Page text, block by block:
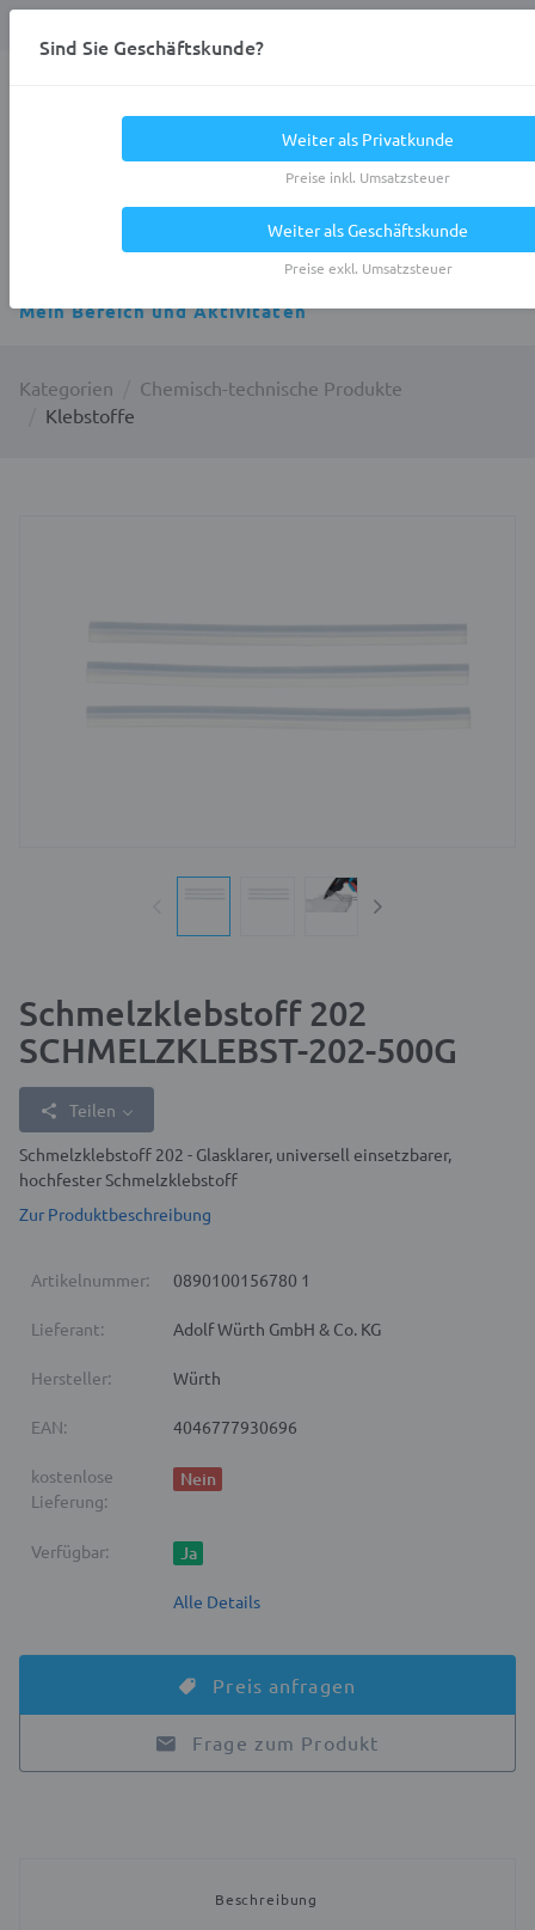
Mein Bereich und Aktivitäten
Kategorien
Chemisch-technische Produkte
Klebstoffe
Schmelzklebstoff 202
SCHMELZKLEBST-202-500G
Teilen
Schmelzklebstoff 202 - Glasklarer, universell einsetzbarer,
hochfester Schmelzklebstoff
Zur Produktbeschreibung
Artikelnummer: 0890100156780 1
Lieferant: Adolf Würth GmbH & Co. KG
Hersteller: Würth
EAN: 4046777930696
kostenlose
Lieferung:
Nein
Verfügbar: Ja
Alle Details
Preis anfragen
Frage zum Produkt
Beschreibung
Sind Sie Geschäftskunde?
Weiter als Privatkunde
Preise inkl. Umsatzsteuer
Weiter als Geschäftskunde
Preise exkl. Umsatzsteuer